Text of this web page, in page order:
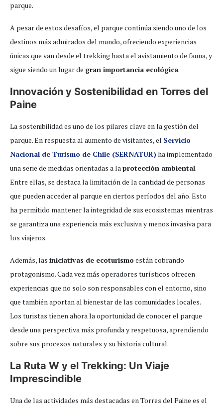
parque.
A pesar de estos desafíos, el parque continúa siendo uno de los
destinos más admirados del mundo, ofreciendo experiencias
únicas que van desde el trekking hasta el avistamiento de fauna, y
sigue siendo un lugar de gran importancia ecológica.
Innovación y Sostenibilidad en Torres del
Paine
La sostenibilidad es uno de los pilares clave en la gestión del
parque. En respuesta al aumento de visitantes, el Servicio
Nacional de Turismo de Chile (SERNATUR)ha implementado
una serie de medidas orientadas a laprotección ambiental.
Entre ellas, se destaca la limitación de la cantidad de personas
que pueden acceder al parque en ciertos períodos del año. Esto
ha permitido mantener la integridad de sus ecosistemas mientras
se garantiza una experiencia más exclusiva y menos invasiva para
los viajeros.
Además, las iniciativas de ecoturismoestán cobrando
protagonismo. Cada vez más operadores turísticos ofrecen
experiencias que no solo son responsables con el entorno, sino
que también aportan al bienestar de las comunidades locales.
Los turistas tienen ahora la oportunidad de conocer el parque
desde una perspectiva más profunda y respetuosa, aprendiendo
sobre sus procesos naturales y su historia cultural.
La Ruta W y el Trekking: Un Viaje
Imprescindible
Una de las actividades más destacadas en Torres del Paine es el